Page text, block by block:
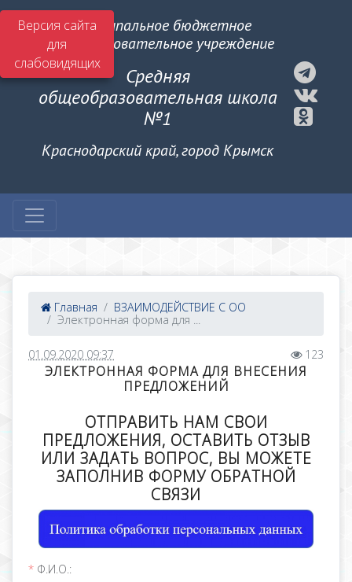
Версия сайта
для
слабовидящих
Муниципальное бюджетное
общеобразовательное учреждение
Средняя
общеобразовательная школа
№1
Краснодарский край, город Крымск
Главная
ВЗАИМОДЕЙСТВИЕ С ОО
Электронная форма для ...
01.09.2020 09:37 123
ЭЛЕКТРОННАЯ ФОРМА ДЛЯ ВНЕСЕНИЯ
ПРЕДЛОЖЕНИЙ
ОТПРАВИТЬ НАМ СВОИ
ПРЕДЛОЖЕНИЯ, ОСТАВИТЬ ОТЗЫВ
ИЛИ ЗАДАТЬ ВОПРОС, ВЫ МОЖЕТЕ
ЗАПОЛНИВ ФОРМУ ОБРАТНОЙ
СВЯЗИ
Ф.И.О.: